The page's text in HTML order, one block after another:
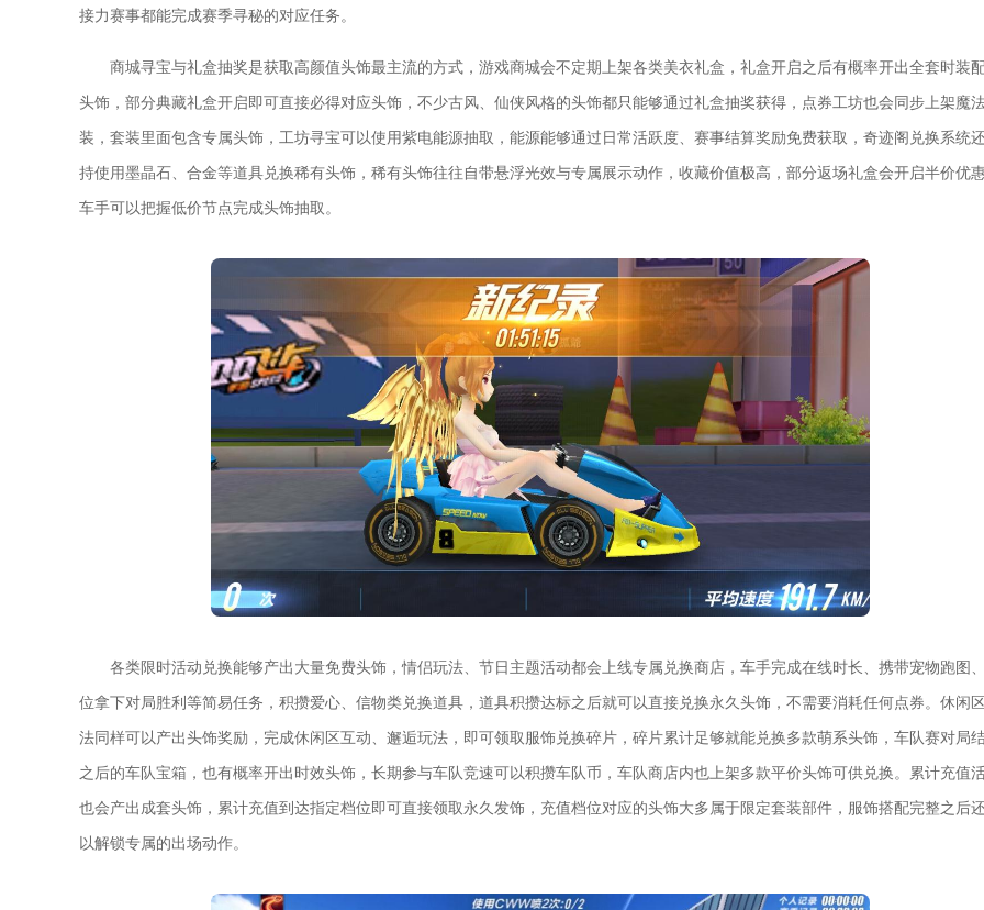
接力赛事都能完成赛季寻秘的对应任务。
商城寻宝与礼盒抽奖是获取高颜值头饰最主流的方式，游戏商城会不定期上架各类美衣礼盒，礼盒开启之后有概率开出全套时装
头饰，部分典藏礼盒开启即可直接必得对应头饰，不少古风、仙侠风格的头饰都只能够通过礼盒抽奖获得，点券工坊也会同步上架魔
装，套装里面包含专属头饰，工坊寻宝可以使用紫电能源抽取，能源能够通过日常活跃度、赛事结算奖励免费获取，奇迹阁兑换系统
持使用墨晶石、合金等道具兑换稀有头饰，稀有头饰往往自带悬浮光效与专属展示动作，收藏价值极高，部分返场礼盒会开启半价优
车手可以把握低价节点完成头饰抽取。
各类限时活动兑换能够产出大量免费头饰，情侣玩法、节日主题活动都会上线专属兑换商店，车手完成在线时长、携带宠物跑图
位拿下对局胜利等简易任务，积攒爱心、信物类兑换道具，道具积攒达标之后就可以直接兑换永久头饰，不需要消耗任何点券。休闲
法同样可以产出头饰奖励，完成休闲区互动、邂逅玩法，即可领取服饰兑换碎片，碎片累计足够就能兑换多款萌系头饰，车队赛对局
之后的车队宝箱，也有概率开出时效头饰，长期参与车队竞速可以积攒车队币，车队商店内也上架多款平价头饰可供兑换。累计充值
也会产出成套头饰，累计充值到达指定档位即可直接领取永久发饰，充值档位对应的头饰大多属于限定套装部件，服饰搭配完整之后
以解锁专属的出场动作。